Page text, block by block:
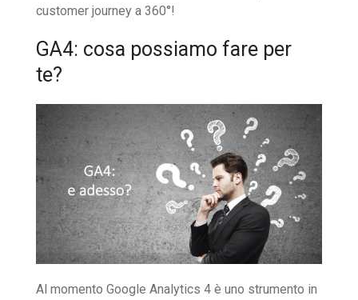
customer journey a 360°!
GA4: cosa possiamo fare per
te?
Al momento Google Analytics 4 è uno strumento in